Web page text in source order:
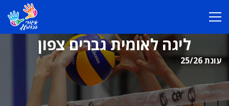
ליגה לאומית גברים צפון
עונת 25/26